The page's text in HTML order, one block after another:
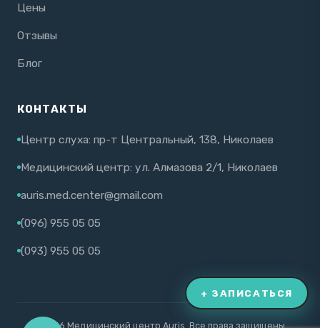
Цены
Отзывы
Блог
КОНТАКТЫ
Центр слуха: пр-т Центральный, 138, Николаев
Медицинский центр: ул. Алмазова 2/1, Николаев
auris.med.center@gmail.com
(096) 955 05 05
(093) 955 05 05
© 2026 Медицинский центр Auris. Все права защищены.
+ ЗАПИСАТЬСЯ